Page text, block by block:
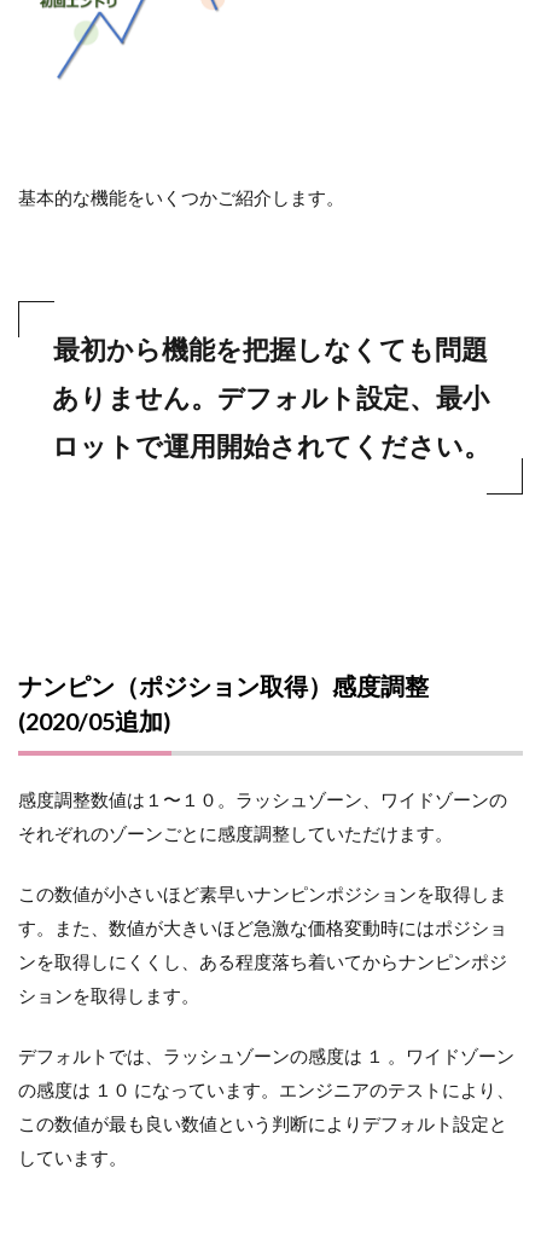
基本的な機能をいくつかご紹介します。
最初から機能を把握しなくても問題
ありません。デフォルト設定、最小
ロットで運用開始されてください。
ナンピン（ポジション取得）感度調整
(2020/05追加)
感度調整数値は１〜１０。ラッシュゾーン、ワイドゾーンの
それぞれのゾーンごとに感度調整していただけます。
この数値が小さいほど素早いナンピンポジションを取得しま
す。また、数値が大きいほど急激な価格変動時にはポジショ
ンを取得しにくくし、ある程度落ち着いてからナンピンポジ
ションを取得します。
デフォルトでは、ラッシュゾーンの感度は １ 。ワイドゾーン
の感度は １０ になっています。エンジニアのテストにより、
この数値が最も良い数値という判断によりデフォルト設定と
しています。